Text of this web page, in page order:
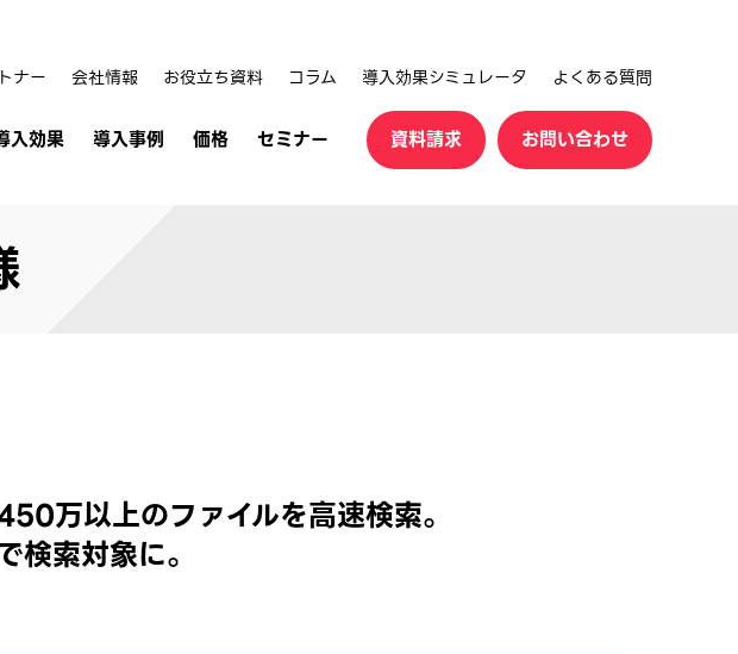
入効果 導入事例 価格 セミナー
ナー 会社情報 お役立ち資料 コラム 導入効果シミュレータ よくある質問
資料請求 お問い合わせ
万以上のファイルを高速検索。
検索対象に。